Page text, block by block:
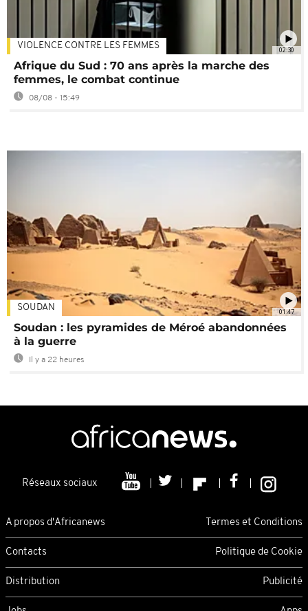
02:30
VIOLENCE CONTRE LES FEMMES
Afrique du Sud : 70 ans après la marche des
femmes, le combat continue
08/08 - 15:49
01:47
SOUDAN
Soudan : les pyramides de Méroé abandonnées
à la guerre
Il y a 22 heures
Réseaux sociaux
A propos d'Africanews Termes et Conditions
Contacts Politique de Cookie
Distribution Publicité